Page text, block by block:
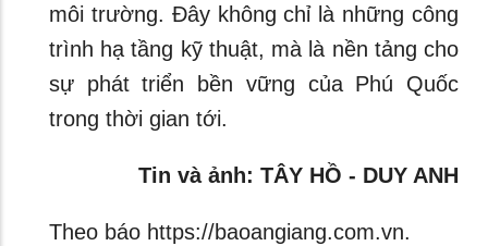
môi trường. Đây không chỉ là những công
trình hạ tầng kỹ thuật, mà là nền tảng cho
sự phát triển bền vững của Phú Quốc
trong thời gian tới.
Tin và ảnh: TÂY HỒ - DUY ANH
Theo báo https://baoangiang.com.vn.